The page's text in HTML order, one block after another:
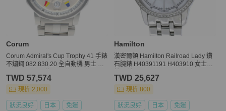
Corum
Corum Admiral's Cup Trophy 41 手錶
不鏽鋼 082.830.20 全自動機 男士 CO
TWD 57,574
現折 2,000
狀況良好 日本 免運
Hamilton
漢密爾頓 Hamilton Railroad Lady 鑽
石腕錶 H40391191 H403910 女士腕
TWD 25,627
現折 800
狀況良好 日本 免運